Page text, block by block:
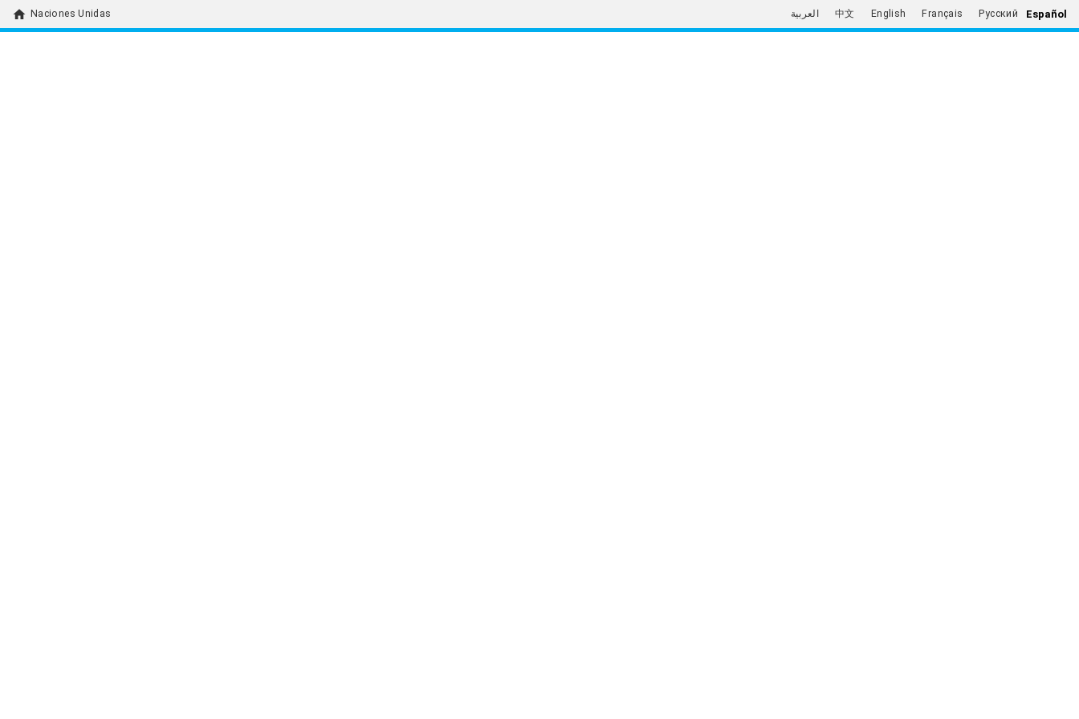
home Naciones Unidas العربية 中文 English Français Русский Español